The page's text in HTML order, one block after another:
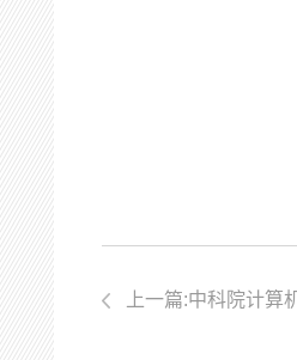
上一篇:中科院计